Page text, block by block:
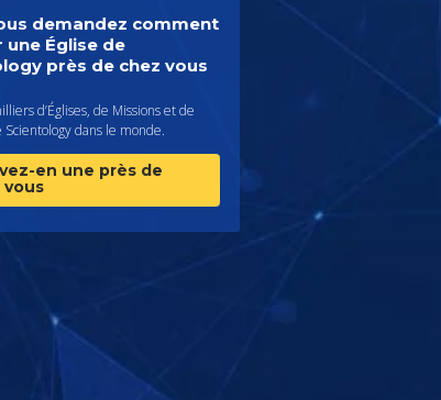
demandez comment
Église de
près de chez vous
d’Églises, de Missions et de
Scientology dans le monde.
en une près de
vous